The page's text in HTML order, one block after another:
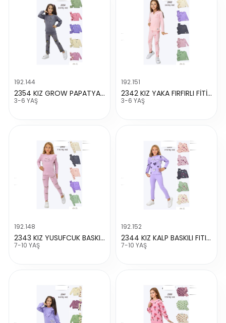
192.144
2354 KIZ GROW PAPATYALI ALT FITILLI TAKIM
3-6 YAŞ
192.151
2342 KIZ YAKA FIRFIRLI FİTİLLİ TAKIM
3-6 YAŞ
192.148
2343 KIZ YUSUFCUK BASKILI FİTİLLİ TAKIM
7-10 YAŞ
192.152
2344 KIZ KALP BASKILI FITILLI TAKIM
7-10 YAŞ